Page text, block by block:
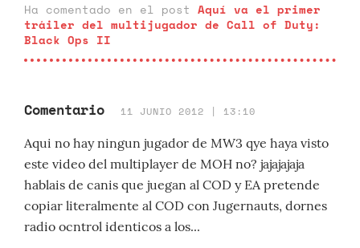
Ha comentado en el post Aquí va el primer
tráiler del multijugador de Call of Duty:
Black Ops II
Comentario 11 JUNIO 2012 | 13:10
Aqui no hay ningun jugador de MW3 qye haya visto
este video del multiplayer de MOH no? jajajajaja
hablais de canis que juegan al COD y EA pretende
copiar literalmente al COD con Jugernauts, dornes
radio ocntrol identicos a los...